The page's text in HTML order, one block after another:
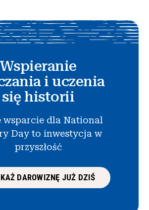
Wspieranie
i uczenia
się historii
wsparcie dla National
Day to inwestycja w
przyszłość
DAROWIZNĘ JUŻ DZIŚ